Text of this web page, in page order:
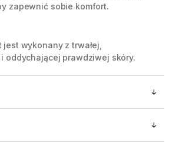
zapewnić sobie komfort.
jest wykonany z trwałej,
oddychającej prawdziwej skóry.